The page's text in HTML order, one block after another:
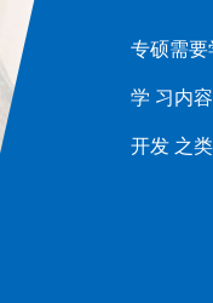
专硕需要
学 习内
开发 之类